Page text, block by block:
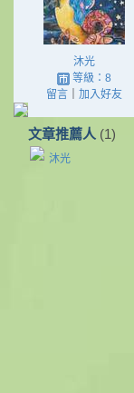
沐光
等級：8
留言｜ 加入好友
文章推薦人 (1)
沐光